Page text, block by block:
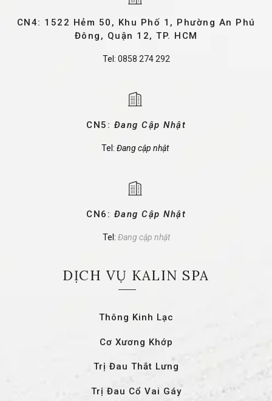
CN4: 1522 Hẻm 50, Khu Phố 1, Phường An Phú
Đông, Quận 12, TP. HCM
Tel: 0858 274 292
CN5: Đang Cập Nhật
Tel: Đang cập nhật
CN6: Đang Cập Nhật
Tel: Đang cập nhật
DỊCH VỤ KALIN SPA
Thông Kinh Lạc
Cơ Xương Khớp
Trị Đau Thắt Lưng
Trị Đau Cổ Vai Gáy